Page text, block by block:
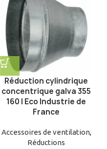
Réduction cylindrique
concentrique galva 355
160 | Eco Industrie de
France
Accessoires de ventilation,
Réductions